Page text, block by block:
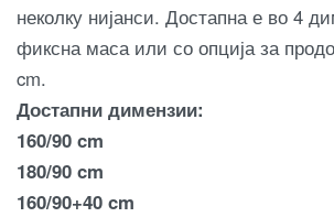
неколку нијанси. Достапна е во 4
фиксна маса или со опција за
cm.
Достапни димензии:
160/90 cm
180/90 cm
160/90+40 cm